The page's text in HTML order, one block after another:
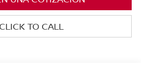
CLICK TO CALL